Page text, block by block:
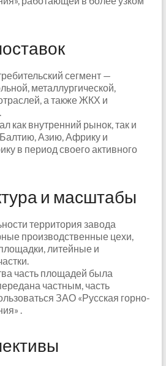
сегмент —
металлургической,
а также ЖКХ и
как внутренний рынок, так и
Азию, Африку и
в период своего активного
и масштабы
территория завода
производственные цехи,
литейные и
часть площадей была
частным, часть
ЗАО «Русская горно-
.